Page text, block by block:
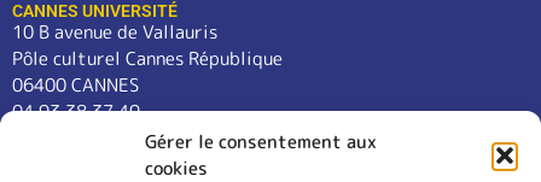
Gérer le consentement aux
cookies
CANNES UNIVERSITÉ
10 B avenue de Vallauris
Pôle culturel Cannes République
06400 CANNES
04 93 38 37 49
contact@cannes-universite.fr